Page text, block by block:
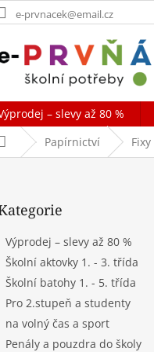
e-prvnacek@email.cz
– slevy až 80 %
Domů Papírnictví
Výprodej – slevy až 80 %
Školní aktovky 1. - 3. třída
Školní batohy 1. - 5. třída
Pro 2.stupeň a studenty
na volný čas a sport
Penály a pouzdra do školy